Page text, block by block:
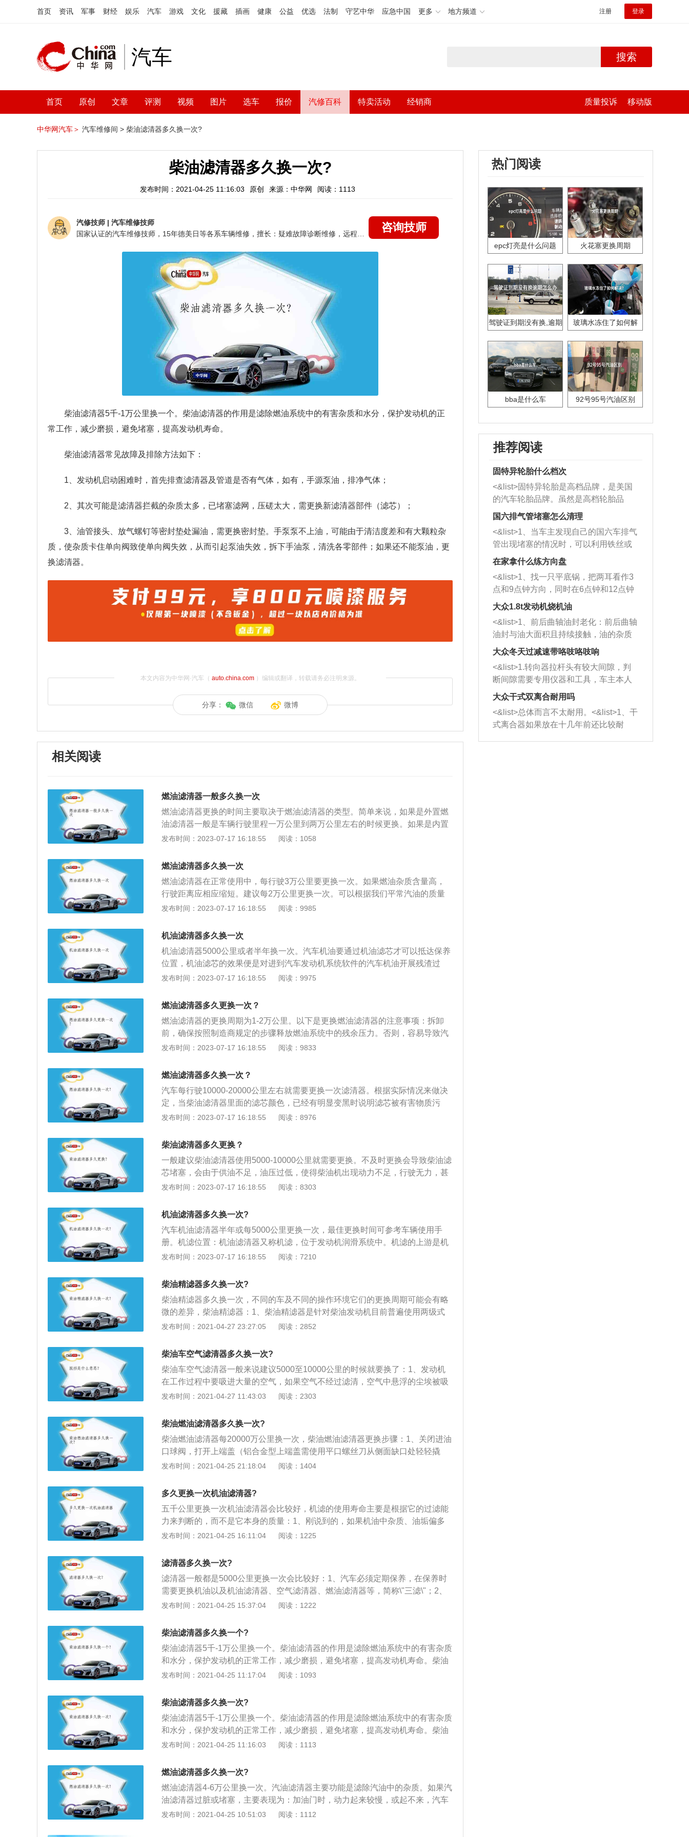
首页 资讯 军事 财经 娱乐 汽车 游戏 文化 援藏 插画 健康 公益 优选 法制 守艺中华 应急中国 更多 地方频道 注册 登录
汽车 搜索
首页 原创 文章 评测 视频 图片 选车 报价 汽修百科 特卖活动 经销商 质量投诉 移动版
中华网汽车＞ 汽车维修间 > 柴油滤清器多久换一次?
柴油滤清器多久换一次?
发布时间：2021-04-25 11:16:03 原创 来源：中华网 阅读：1113
汽修技师 | 汽车维修技师
咨询技师
柴油滤清器5千-1万公里换一个。柴油滤清器的作用是滤除燃油系统中的有害杂质和水分，保护发动机的正
常工作，减少磨损，避免堵塞，提高发动机寿命。
柴油滤清器常见故障及排除方法如下：
1、发动机启动困难时，首先排查滤清器及管道是否有气体，如有，手源泵油，排净气体；
2、其次可能是滤清器拦截的杂质太多，已堵塞滤网，压磋太大，需更换新滤清器部件（滤芯）；
3、油管接头、放气螺钉等密封垫处漏油，需更换密封垫。手泵泵不上油，可能由于清洁度差和有大颗粒杂
质，使杂质卡住单向阀致使单向阀失效，从而引起泵油失效，拆下手油泵，清洗各零部件；如果还不能泵油，更
换滤清器。
本文内容为中华网·汽车（ auto.china.com）编辑或翻译，转载请务必注明来源。
分享： 微信 微博
相关阅读
燃油滤清器一般多久换一次
燃油滤清器更换的时间主要取决于燃油滤清器的类型。简单来说，如果是外置燃
油滤清器一般是车辆行驶里程一万公里到两万公里左右的时候更换。如果是内置
的燃油滤清器更换的时间会长一些，一般在行程10万公里左右的时候更换。具体
器的相关信息：1、汽油过滤器更换的频率是没有一个固定的时间，因为受太多
客观因素的影响，像是车型的不同、品牌的不同，都会对更换时间造成较大影
响。2、油品太差要缩短更换的周期，基本上3万公里左右就要更换一次，如果用
车比较仔细，油品又很好，车子平常保养得也好，7~8万公里更换一次也可以。
3、4S店一般会说2万公里就需要更换，这是因为4S店想让车主缩短使用周期，
因为劣质的汽油过滤器使用的滤芯材质较差，不仅过滤效果差，长期使用会堵塞
油路，致使燃油压力不足，车辆无法启动，同时还会造成燃油系统压力异常，直
接导致发动机动力不足或燃烧不充分，损坏三元催化器、氧传感器等贵重部件。
发布时间：2023-07-17 16:18:55 阅读：1058
燃油滤清器多久换一次
燃油滤清器在正常使用中，每行驶3万公里要更换一次。如果燃油杂质含量高，
行驶距离应相应缩短。建议每2万公里更换一次。可以根据我们平常汽油的质量
来决定具体的更换汽油滤芯的时间。燃油滤清器有柴油滤清器、汽油滤清器。燃
一种易损件，需要定期清洗更换。一般私家车的燃料主要是汽油，所以滤清器也
是汽油滤清器。出现以下的情况，就要检查汽油滤芯是否需要更换：1.急加速的
时候明显感觉无力，且汽车大载荷运行的时候明显感觉动能下降，并且做过发动
机相关的养护清洗。一般在汽油滤芯轻微的堵塞或者脏污的时候会出现的情况；
2.怠速运转的时候明显抖动，汽油滤芯中度堵塞或者脏污的时候就会影响到供油
打着火。
发布时间：2023-07-17 16:18:55 阅读：9985
机油滤清器多久换一次
机油滤清器5000公里或者半年换一次。汽车机油要通过机油滤芯才可以抵达保养
位置，机油滤芯的效果便是对进到汽车发动机系统软件的汽车机油开展残渣过
滤。防止汽车机油在应用循环系统全过程持续渗入的残渣导致主油道阻塞，甚至
式风机。按在操作系统中的布局可分成全流式的，分离式。机油滤芯所运用的过
滤系统有过滤纸，毡子，金属丝网，非织布等。在拆换机油滤芯情况下，要留意
的事宜有，应用机油滤芯扳子或合理的专用工具拆下来滤芯，避免毁坏连接位置
的丝口。查验并清理机油滤芯安裝面，不然安裝后容易造成汽车机油漏水，导致
提供的油不够。安裝机油滤芯时，应在密封环的表层涂上一层汽车机油，以确保
底壳的机油从进油止回阀中流入机滤，流入的脏的机油是在机滤的边缘，滤纸的
外侧，然后通过滤纸过滤，干净的机油从机滤中央流出，喷射到发动机各个部件
上。机滤的使用寿命不是通过机滤本身的质量来决定的，而是加油的油品来决定
清洁机油直接流入发动机，这时就要更换机油滤清器了。
发布时间：2023-07-17 16:18:55 阅读：9975
燃油滤清器多久更换一次？
燃油滤清器的更换周期为1-2万公里。以下是更换燃油滤清器的注意事项：拆卸
前，确保按照制造商规定的步骤释放燃油系统中的残余压力。否则，容易导致汽
油溢出，严重危及人身安全；更换过程中，严禁在附近吸烟或使用明火，否则会
口和出口处标有箭头，更换时不要倒置安装；安装后，检查接口的密封性，避免
发布时间：2023-07-17 16:18:55 阅读：9833
燃油滤清器多久换一次？
汽车每行驶10000-20000公里左右就需要更换一次滤清器。根据实际情况来做决
定，当柴油滤清器里面的滤芯颜色，已经有明显变黑时说明滤芯被有害物质污
染，需要及时将其更换。不然不仅会导致汽车动力严重下滑，而且还影响部分零
的现象。以下是燃油滤清器的相关内容：燃油滤清器作用：除去燃油中的氧化
铁、粉尘等固体杂物，防止燃油系统堵塞（特别是喷油嘴）。减少机械磨损，确
保发动机稳定运行，提高可靠性。更换燃油滤清器的注意事项：释放压力：在拆
除前，一定要按照制造商指定的步骤，进行释放燃油系统内残留的压力。否则很
容易会导致汽油溢出，严重还会危及到人身安全。禁止使用明火：在更换过程
滤：更换同时，需要更换汽车机油、机滤、空滤。注意正反：滤清器有进出油口
箭头标记，更换时切勿装反。检查密封性：在安装完毕后，检查接口密封性，避
免出现漏油的情况。
发布时间：2023-07-17 16:18:55 阅读：8976
柴油滤清器多久更换？
一般建议柴油滤清器使用5000-10000公里就需要更换。不及时更换会导致柴油滤
芯堵塞，会由于供油不足，油压过低，使得柴油机出现动力不足，行驶无力，甚
至是排气冒黑烟等症状。因此要遵守柴油滤芯的更换要求，定期进行更换，保证
质和水分，保护发动机的正常工作，减少磨损，避免堵塞，可以有效延长喷油
泵、柴油喷嘴和其他过滤元件的使用寿命。更换滤清器时切勿选择劣质的柴油滤
清器，因为劣质的柴油滤清器使用的滤芯材质较差，不仅过滤效果差，长时间在
机油内浸泡，滤芯本身会有过滤层脱落，堵塞油路，致使燃油压力不足，车辆无
法启动。同时还会造成柴油系统压力异常，直接导致发动机动力不足或燃烧不充
发布时间：2023-07-17 16:18:55 阅读：8303
机油滤清器多久换一次?
汽车机油滤清器半年或每5000公里更换一次，最佳更换时间可参考车辆使用手
册。机滤位置：机油滤清器又称机滤，位于发动机润滑系统中。机滤的上游是机
油泵，下游是发动机中需要润滑的各零部件。机滤种类：机油滤清器有全流式与
部润滑油。分流式清器与主油道并联，仅过滤机油泵送出的部分润滑油。机滤作
用：滤除有害杂质，洁净的机油供给曲轴、连杆、凸轮轴、增压器、活塞环等，
起到润滑、冷却、清洗作用，从而延长零部件的寿命。
发布时间：2023-07-17 16:18:55 阅读：7210
柴油精滤器多久换一次?
柴油精滤器多久换一次，不同的车及不同的操作环境它们的更换周期可能会有略
微的差异，柴油精滤器：1、柴油精滤器是针对柴油发动机目前普遍使用两级式
过滤所设计的柴油精滤器，它与柴油的油水分离器一起组成了两级式过滤。油水
器做为两级式过滤中的主滤，也是对杂质过滤的最后防线，对过滤效率和使用寿
命都有很高的要求。目前针对国三标准的柴油重卡，要求3－5微米的颗粒过滤效
率高达98.6%，5－10微米以上的颗粒过滤效率99.8%，10微米以上颗粒的过滤效
率按99.9%来要求。在保证高的过滤效率的同时，还要满足较小的流动阻力，以
保证发动机的可靠运行以及充沛的动力；3、为了能让发动机喝到清洁的好柴
才能有效的保护高压泵，电控喷油器以及共轨油嘴，减少不必要的高额维修成
本。
发布时间：2021-04-27 23:27:05 阅读：2852
柴油车空气滤清器多久换一次?
柴油车空气滤清器一般来说建议5000至10000公里的时候就要换了：1、发动机
在工作过程中要吸进大量的空气，如果空气不经过滤清，空气中悬浮的尘埃被吸
入气缸中，就会空气滤清器加速活塞组及气缸的磨损。较大的颗粒进入活塞与气
气滤清器装在化油器或进气管的前方，起到滤除空气中灰尘、砂粒的作用，保证
气缸中进入足量、清洁的空气。在汽车的千千万万个零部件中，空气滤清器是一
个极不起眼的部件，因为它不直接关系到汽车的技术性能，但在汽车的实际使用
中，空气滤清器却对汽车（特别是发动机）的使用寿命有极大的影响；3、如果
没有空气滤清器的过滤作用，发动机就会吸入大量含有尘埃、颗粒的空气，导致
滤芯就会粘满空气中的灰尘，这不但使过滤能力下降，而且还会妨碍空气的流
通，导致混合气过浓而使发动机工作不正常。
发布时间：2021-04-27 11:43:03 阅读：2303
柴油燃油滤清器多久换一次?
柴油燃油滤清器每20000万公里换一次，柴油燃油滤清器更换步骤：1、关闭进油
口球阀，打开上端盖（铝合金型上端盖需使用平口螺丝刀从侧面缺口处轻轻撬
开）；2、拧开排污口堵丝，排净污油；3、将滤芯上端的紧固螺母松开，操作者
（下端有自带密封垫），上紧螺母；5、拧紧排污口堵丝，盖好上端盖（注意垫
好密封圈），上好紧固螺栓。
发布时间：2021-04-25 21:18:04 阅读：1404
多久更换一次机油滤清器?
五千公里更换一次机油滤清器会比较好，机滤的使用寿命主要是根据它的过滤能
力来判断的，而不是它本身的质量：1、刚说到的，如果机油中杂质、油垢偏多
的话，附着在滤纸上，堵住过滤孔，导致油压变低，就让有杂质的机油直接进入
候了。一般大多数情况下，咱们的机油滤清器的使用寿命是5000公里，针对的都
是新的机油；3、总结一下，我们多数情况下，机滤是5000公里一换，但是如果
没有到5000公里，只要是换机油，一般也都把机滤一同换掉。
发布时间：2021-04-25 16:11:04 阅读：1225
滤清器多久换一次?
滤清器一般都是5000公里更换一次会比较好：1、汽车必须定期保养，在保养时
需要更换机油以及机油滤清器、空气滤清器、燃油滤清器等，简称\"三滤\"；2、
换机油大家都可以理解，任何油液都有保质期，过期的油液质量下降，对发动机
滤机油中的杂质，给发动机提供清洁的机油。发动机在运行过程中会产生大量的
积碳、胶质、油泥、金属磨屑等，这些杂质如果不过滤出去，会加剧发动机的磨
损；4、空气滤清器被称为\"发动机的口罩\"，它的作用是过滤掉空气中的砂粒、
杂质等，给发动机提供清洁的空气。如果空气未经过滤直接进入发动机，那么空
气中的砂粒、杂质等硬质颗粒就会进入到活塞与气缸壁之间，加剧气缸的磨损，
它们的滤清器略有区别，今天我们只说汽油滤清器。汽油滤清器的作用就是过滤
汽油中的杂质、胶质等，给发动机提供清洁的汽油，防止\"病从口入\"。燃油在生
产和运输过程中不可避免地混入一些杂质，在储存过程中还会吸附一定的水分，
有几微米，如果汽油中的杂质、胶质等进入偶件，会导致偶件表面划伤，进而导
发布时间：2021-04-25 15:37:04 阅读：1222
柴油滤清器多久换一个?
柴油滤清器5千-1万公里换一个。柴油滤清器的作用是滤除燃油系统中的有害杂质
和水分，保护发动机的正常工作，减少磨损，避免堵塞，提高发动机寿命。柴油
滤清器常见故障及排除方法如下：1、发动机启动困难时，首先排查滤清器及管
太多，已堵塞滤网，压磋太大，需更换新滤清器部件（滤芯）；3、油管接头、
放气螺钉等密封垫处漏油，需更换密封垫。手泵泵不上油，可能由于清洁度差和
有大颗粒杂质，使杂质卡住单向阀致使单向阀失效，从而引起泵油失效，拆下手
油泵，清洗各零部件；如果还不能泵油，更换滤清器。
发布时间：2021-04-25 11:17:04 阅读：1093
柴油滤清器多久换一次?
柴油滤清器5千-1万公里换一个。柴油滤清器的作用是滤除燃油系统中的有害杂质
和水分，保护发动机的正常工作，减少磨损，避免堵塞，提高发动机寿命。柴油
滤清器常见故障及排除方法如下：1、发动机启动困难时，首先排查滤清器及管
太多，已堵塞滤网，压磋太大，需更换新滤清器部件（滤芯）；3、油管接头、
放气螺钉等密封垫处漏油，需更换密封垫。手泵泵不上油，可能由于清洁度差和
有大颗粒杂质，使杂质卡住单向阀致使单向阀失效，从而引起泵油失效，拆下手
油泵，清洗各零部件；如果还不能泵油，更换滤清器。
发布时间：2021-04-25 11:16:03 阅读：1113
燃油滤清器多久换一次?
燃油滤清器4-6万公里换一次。汽油滤清器主要功能是滤除汽油中的杂质。如果汽
油滤清器过脏或堵塞，主要表现为：加油门时，动力起来较慢，或起不来，汽车
启动困难，有时候要打火2－5次才能打着。燃油滤清器故障现象如下：1、易熄
发布时间：2021-04-25 10:51:03 阅读：1112
热门阅读
epc灯亮是什么问题 火花塞更换周期
驾驶证到期没有换,逾期
玻璃水冻住了如何解
bba是什么车 92号95号汽油区别
推荐阅读
固特异轮胎什么档次
<&list>固特异轮胎是高档品牌，是美国
的汽车轮胎品牌。虽然是高档轮胎品
牌，但是中高低端的轮胎都有生产，这
也是为了更好的开拓市场。
国六排气管堵塞怎么清理
<&list>1、当车主发现自己的国六车排气
管出现堵塞的情况时，可以利用铁丝或
者是细棍，直接将杂物给取出来，如果
堵塞情况比较严重，也可以采取应急措
施。 <&list>2、直接利用木棍将所有的
杂物推到排气管里面的位置处，然后将
三元催化器拆解开，就可以将堵塞的东
西取出来。但如果是因为积碳过多引起
的堵塞，就需要将三元催化器泡在草酸
洗剂对堵塞的情况得到解决，将清洗剂
放在燃油箱中，与燃油混合后，车辆启
动时，就可以和汽油一起进入到燃烧
室，最后形成废气排出，就可以让三元
催化器得到清洗，排气管堵塞的情况就
能够得到解决。
在家拿什么练方向盘
<&list>1、找一只平底锅，把两耳看作3
点和9点钟方向，同时在6点钟和12点钟
方向做一个标记。 <&list>2、双手握住
一圈半的练习，往右同样也要打相同的
圈数。 <&list>3、最后强调要反复练
习，这样就可以形成肌肉记忆，在真实
驾驶车辆时，不需要记忆也能打好方
向。
大众1.8t发动机烧机油
<&list>1、前后曲轴油封老化：前后曲轴
油封与油大面积且持续接触，油的杂质
和发动机内持续温度变化使其密封效果
逐渐减弱，导致渗油或漏油。<&list>2、
活塞间隙过大：积碳会使活塞环与缸体
的间隙扩大，导致机油流入燃烧室中，
造成烧机油。<&list>3、机油粘度。使用
机油粘度过小的话，同样会有烧机油现
象，机油粘度过小具有很好的流动性，
大众冬天过减速带咯吱咯吱响
<&list>1.转向器拉杆头有较大间隙，判
断间隙需要专用仪器和工具，车主本人
无法制作，需要将车辆送到修理厂或4s
店；<&list>2.车辆半轴套管防尘罩破
裂，破裂后会出现漏油现象，使半轴磨
损严重，磨损的半轴容易损坏，产生异
响；<&list>3.稳定器的转向胶套和球头
大众干式双离合耐用吗
<&list>总体而言不太耐用。<&list>1、干
式离合器如果放在十几年前还比较耐